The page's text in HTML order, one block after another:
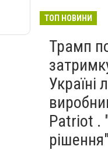
ТОП НОВИНИ
Трамп
Україні
Patriot .
рішення"